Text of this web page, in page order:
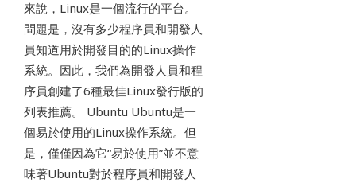
來說，Linux是一個流行的平台。
問題是，沒有多少程序員和開發人
員知道用於開發目的的Linux操作
系統。因此，我們為開發人員和程
序員創建了6種最佳Linux發行版的
列表推薦。 Ubuntu Ubuntu是一
個易於使用的Linux操作系統。但
是，僅僅因為它“易於使用”並不意
味著Ubuntu對於程序員和開發人